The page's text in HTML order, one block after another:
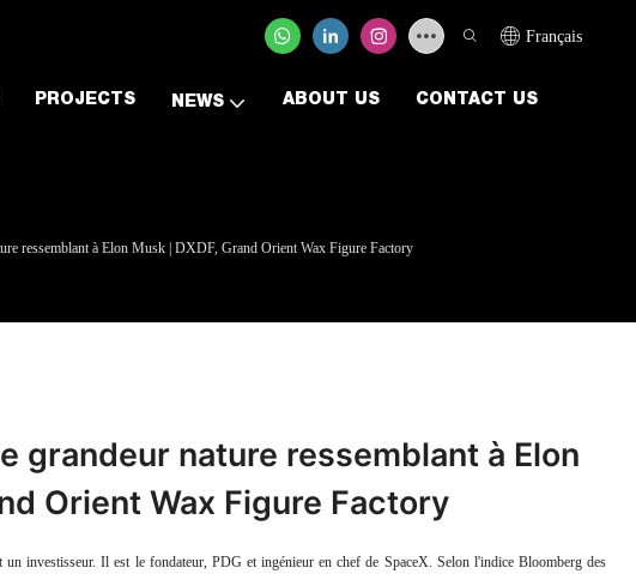
Français
PROJECTS NEWS ABOUT US CONTACT US
ressemblant à Elon Musk | DXDF, Grand Orient Wax Figure Factory
grandeur nature ressemblant à Elon
Orient Wax Figure Factory
investisseur. Il est le fondateur, PDG et ingénieur en chef de SpaceX. Selon l'indice Bloomberg des